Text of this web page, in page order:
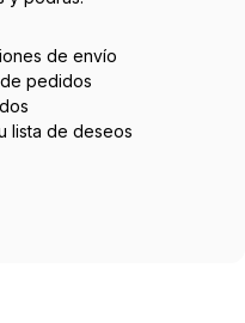
de envío
pedidos
lista de deseos